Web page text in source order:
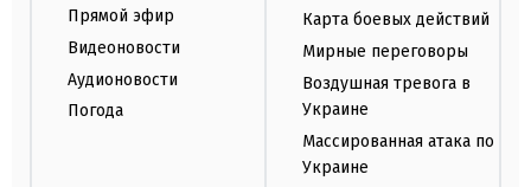
Прямой эфир
Видеоновости
Аудионовости
Погода
Карта боевых действий
Мирные переговоры
Воздушная тревога в
Украине
Массированная атака по
Украине